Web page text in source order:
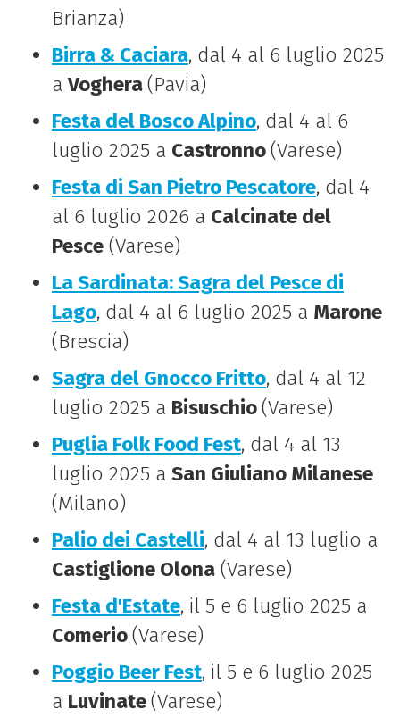
Brianza)
Birra & Caciara, dal 4 al 6 luglio 2025
aVoghera(Pavia)
Festa del Bosco Alpino, dal 4 al 6
luglio 2025 a Castronno(Varese)
Festa di San Pietro Pescatore, dal 4
al 6 luglio 2026 a Calcinate del
Pesce(Varese)
La Sardinata: Sagra del Pesce di
Lago, dal 4 al 6 luglio 2025 a Marone
(Brescia)
Sagra del Gnocco Fritto, dal 4 al 12
luglio 2025 a Bisuschio(Varese)
Puglia Folk Food Fest, dal 4 al 13
luglio 2025 a San Giuliano Milanese
(Milano)
Palio dei Castelli, dal 4 al 13 luglio a
Castiglione Olona(Varese)
Festa d'Estate, il 5 e 6 luglio 2025 a
Comerio(Varese)
Poggio Beer Fest, il 5 e 6 luglio 2025
a Luvinate(Varese)